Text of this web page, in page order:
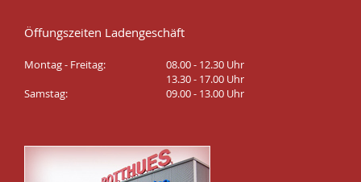
Öffungszeiten Ladengeschäft
Montag - Freitag:
08.00 - 12.30 Uhr
13.30 - 17.00 Uhr
Samstag:
09.00 - 13.00 Uhr